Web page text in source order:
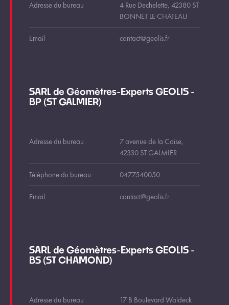
Adresse du bureau
4 Rue Dechelette, 42380 ST
BONNET LE CHATEAU
Email contact@geolis.fr
SARL de Géomètres-Experts GEOLIS -
BP (ST GALMIER)
Adresse du bureau
7 avenue de la Coise,
42330 ST GALMIER
Téléphone du bureau 0477540050
Email contact@geolis.fr
SARL de Géomètres-Experts GEOLIS -
BS (ST CHAMOND)
Adresse du bureau
17 B Boulevard Waldeck